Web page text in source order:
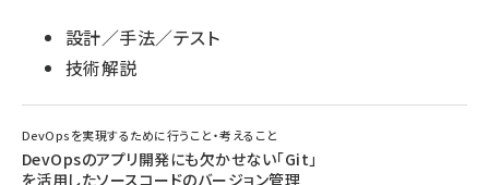
設計／手法／テスト
技術解説
DevOpsを実現するために行うこと・考えること
DevOpsのアプリ開発にも欠かせない「Git」
を活用したソースコードのバージョン管理